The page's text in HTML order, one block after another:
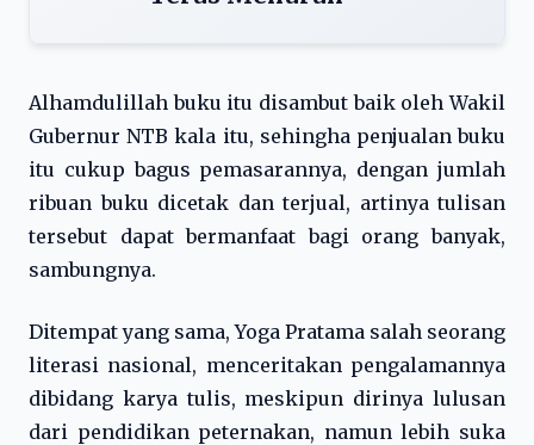
Alhamdulillah buku itu disambut baik oleh Wakil
Gubernur NTB kala itu, sehingha penjualan buku
itu cukup bagus pemasarannya, dengan jumlah
ribuan buku dicetak dan terjual, artinya tulisan
tersebut dapat bermanfaat bagi orang banyak,
sambungnya.
Ditempat yang sama, Yoga Pratama salah seorang
literasi nasional, menceritakan pengalamannya
dibidang karya tulis, meskipun dirinya lulusan
dari pendidikan peternakan, namun lebih suka